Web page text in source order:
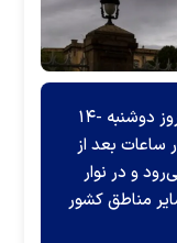
سازمان هواشناسی کشور اعلام کرد: امروز دوشنبه -۱۴
ساعات بعد از
و در نوار
مناطق کشور